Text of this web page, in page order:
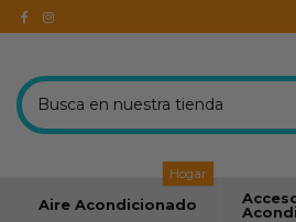
Aire Acondicionado
Hogar